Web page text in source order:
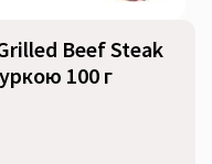
Beef Steak
100 г